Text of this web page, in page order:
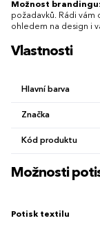
Možnost brandingu:
požadavků. Rádi
ohledem na design i
Vlastnosti
Hlavní barva
Značka
Kód produktu
Možnosti
Potisk textilu